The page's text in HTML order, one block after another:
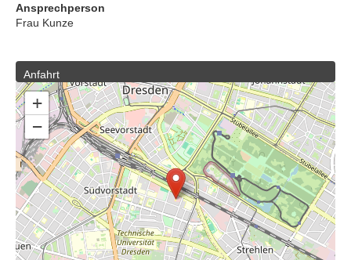
Ansprechperson
Frau Kunze
Anfahrt
+
−